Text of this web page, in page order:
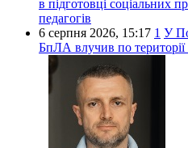
в підготовці соціальних
педагогів
6 серпня 2026, 15:17 1 У
БпЛА влучив по